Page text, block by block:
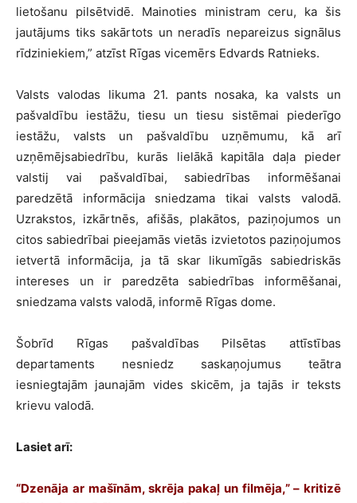
lietošanu pilsētvidē. Mainoties ministram ceru, ka šis
jautājums tiks sakārtots un neradīs nepareizus signālus
rīdziniekiem,” atzīst Rīgas vicemērs Edvards Ratnieks.
Valsts valodas likuma 21. pants nosaka, ka valsts un
pašvaldību iestāžu, tiesu un tiesu sistēmai piederīgo
iestāžu, valsts un pašvaldību uzņēmumu, kā arī
uzņēmējsabiedrību, kurās lielākā kapitāla daļa pieder
valstij vai pašvaldībai, sabiedrības informēšanai
paredzētā informācija sniedzama tikai valsts valodā.
Uzrakstos, izkārtnēs, afišās, plakātos, paziņojumos un
citos sabiedrībai pieejamās vietās izvietotos paziņojumos
ietvertā informācija, ja tā skar likumīgās sabiedriskās
intereses un ir paredzēta sabiedrības informēšanai,
sniedzama valsts valodā, informē Rīgas dome.
Šobrīd Rīgas pašvaldības Pilsētas attīstības
departaments nesniedz saskaņojumus teātra
iesniegtajām jaunajām vides skicēm, ja tajās ir teksts
krievu valodā.
Lasiet arī:
“Dzenāja ar mašīnām, skrēja pakaļ un filmēja,” – kritizē